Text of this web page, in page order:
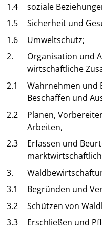
1.4
soziale
1.5
Sicherheit und
1.6
Umweltschutz;
2.
Organisation und
wirtschaftliche
2.1
Wahrnehmen und
Beschaffen und
2.2
Planen,
Arbeiten,
2.3
Erfassen und
3.
3.1
Begründen und
3.2
Schützen von
3.3
Erschließen und